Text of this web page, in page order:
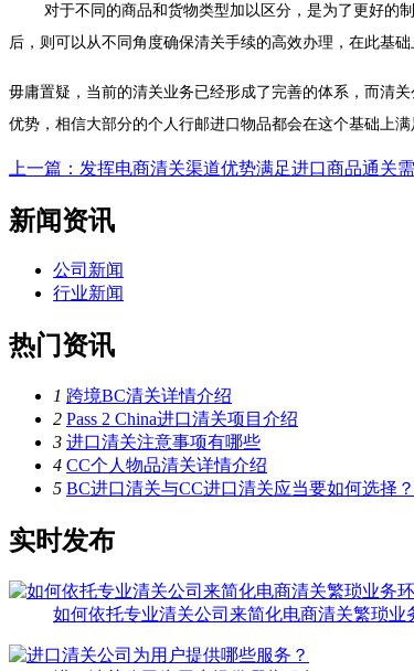
对于不同的商品和货物类型加以区分，是为了更好的
后，则可以从不同角度确保清关手续的高效办理，在此基
毋庸置疑，当前的清关业务已经形成了完善的体系，而清
优势，相信大部分的个人行邮进口物品都会在这个基础上
上一篇：发挥电商清关渠道优势满足进口商品通关
新闻资讯
公司新闻
行业新闻
热门资讯
1 跨境BC清关详情介绍
2 Pass 2 China进口清关项目介绍
3 进口清关注意事项有哪些
4 CC个人物品清关详情介绍
5 BC进口清关与CC进口清关应当要如何选择？
实时发布
如何依托专业清关公司来简化电商清关繁琐业